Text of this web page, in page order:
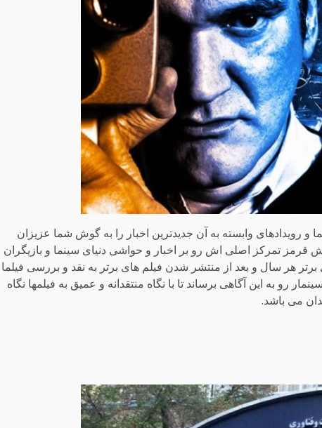
وابسته به آن جدیدترین اخبار را به گوش شما عزیزان
تمرکز اصلی اش رو بر اخبار و حواشی دنیای سینما و بازیگران
هر سال و بعد از منتشر شدن فیلم های برتر به نقد و بررسی فیلما
رو به این آگاهی برساند تا با نگاه منتقدانه و عمیق به فیلمها نگاه
می باشد.